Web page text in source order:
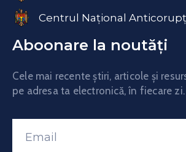
Centrul Național
Aboonare la noutăți
Cele mai recente știri, articole și
pe adresa ta electronică, în fiecare zi.